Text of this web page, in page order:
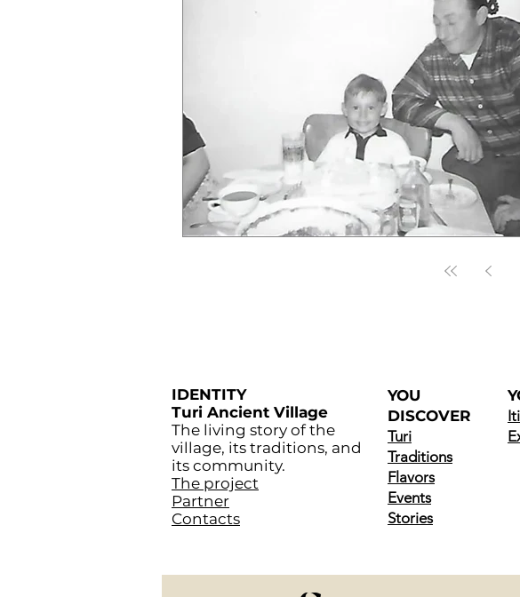
IDENTITY
Turi Ancient Village
The living story of the
village, its traditions, and
its community.
The project
Partner
Contacts
YOU
DISCOVER
Turi
Traditions
Flavors
Events
Stories